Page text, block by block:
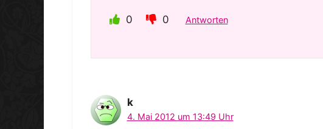
0 0 Antworten
k
4. Mai 2012 um 13:49 Uhr